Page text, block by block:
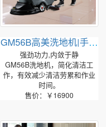
GM56B高美洗地机|手推
式洗地机
强劲功力,内敛于静
GM56B洗地机，简化清洁工
作，有效减少清洁劳累和作业
时间。
售价：￥16900